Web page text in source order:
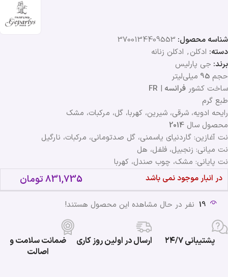
شناسه محصول: 3700134409553
دسته: ادکلن, ادکلن زنانه
برند: جی پارلیس
حجم 95 میلی‌لیتر
ساخت کشور فرانسه |
FR
طبع گرم
رایحه ادویه، شرقی، شیرین، کهربا، گل، مرکبات، مشک
محصول سال 2014
نت آغازین: گاردنیای یاسمنی، گل صدتومانی، مرکبات، نارگیل
نت میانی: زنجبیل، فلفل، هل
نت پایانی: مشک، چوب صندل، کهربا
در انبار موجود نمی باشد
831,735تومان
19 نفر در حال مشاهده این محصول هستند!
پشتیبانی ۲۴/۷ ارسال در اولین روز کاری
ضمانت سلامت و
اصالت